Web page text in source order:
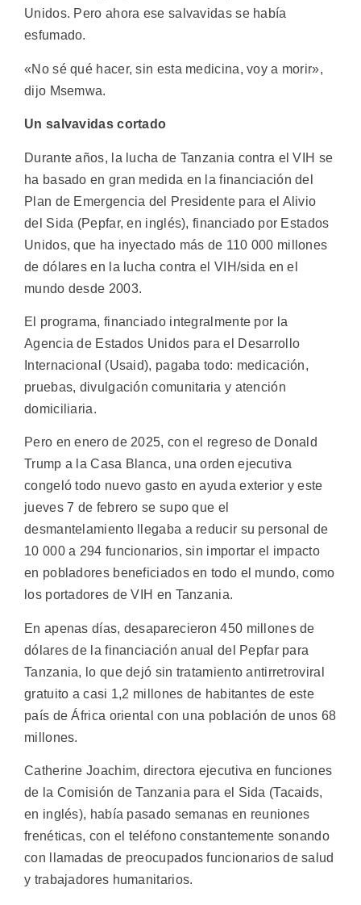
Unidos. Pero ahora ese salvavidas se había
esfumado.
«No sé qué hacer, sin esta medicina, voy a morir»,
dijo Msemwa.
Un salvavidas cortado
Durante años, la lucha de Tanzania contra el VIH se
ha basado en gran medida en la financiación del
Plan de Emergencia del Presidente para el Alivio
del Sida (Pepfar, en inglés), financiado por Estados
Unidos, que ha inyectado más de 110 000 millones
de dólares en la lucha contra el VIH/sida en el
mundo desde 2003.
El programa, financiado integralmente por la
Agencia de Estados Unidos para el Desarrollo
Internacional (Usaid), pagaba todo: medicación,
pruebas, divulgación comunitaria y atención
domiciliaria.
Pero en enero de 2025, con el regreso de Donald
Trump a la Casa Blanca, una orden ejecutiva
congeló todo nuevo gasto en ayuda exterior y este
jueves 7 de febrero se supo que el
desmantelamiento llegaba a reducir su personal de
10 000 a 294 funcionarios, sin importar el impacto
en pobladores beneficiados en todo el mundo, como
los portadores de VIH en Tanzania.
En apenas días, desaparecieron 450 millones de
dólares de la financiación anual del Pepfar para
Tanzania, lo que dejó sin tratamiento antirretroviral
gratuito a casi 1,2 millones de habitantes de este
país de África oriental con una población de unos 68
millones.
Catherine Joachim, directora ejecutiva en funciones
de la Comisión de Tanzania para el Sida (Tacaids,
en inglés), había pasado semanas en reuniones
frenéticas, con el teléfono constantemente sonando
con llamadas de preocupados funcionarios de salud
y trabajadores humanitarios.